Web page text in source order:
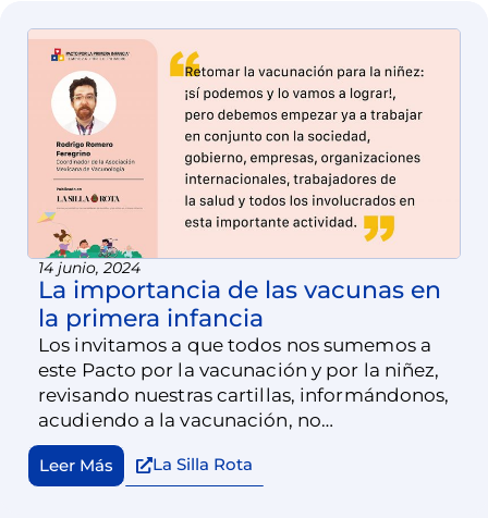
14 junio, 2024
La importancia de las vacunas en
la primera infancia
Los invitamos a que todos nos sumemos a
este Pacto por la vacunación y por la niñez,
revisando nuestras cartillas, informándonos,
acudiendo a la vacunación, no
compartiendo información errónea,
investigando las fuentes de información y
Leer Más La Silla Rota